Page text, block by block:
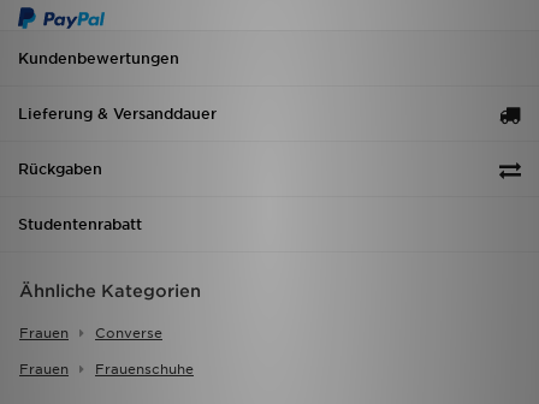
Kundenbewertungen
Lieferung & Versanddauer
Rückgaben
Studentenrabatt
Ähnliche Kategorien
Frauen Converse
Frauen Frauenschuhe